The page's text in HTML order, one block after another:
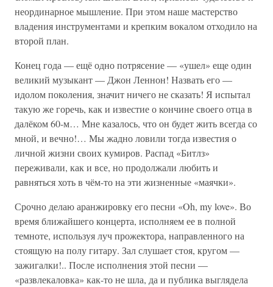
неординарное мышление. При этом наше мастерство
владения инструментами и крепким вокалом отходило на
второй план.
Конец года — ещё одно потрясение — «ушел» еще один
великий музыкант — Джон Леннон! Назвать его —
идолом поколения, значит ничего не сказать! Я испытал
такую же горечь, как и известие о кончине своего отца в
далёком 60-м… Мне казалось, что он будет жить всегда со
мной, и вечно!… Мы жадно ловили тогда известия о
личной жизни своих кумиров. Распад «Битлз»
переживали, как и все, но продолжали любить и
равняться хоть в чём-то на эти жизненные «маячки».
Срочно делаю аранжировку его песни «Oh, my love». Во
время ближайшего концерта, исполняем ее в полной
темноте, используя луч прожектора, направленного на
стоящую на полу гитару. Зал слушает стоя, кругом —
зажигалки!.. После исполнения этой песни —
«развлекаловка» как-то не шла, да и публика выглядела